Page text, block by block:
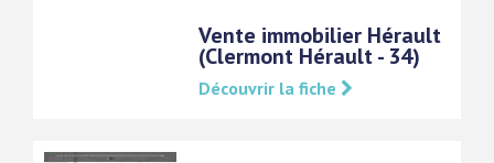
Vente immobilier Hérault
(Clermont Hérault - 34)
Découvrir la fiche